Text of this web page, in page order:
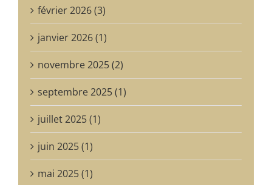
janvier 2026 (1)
novembre 2025 (2)
septembre 2025 (1)
juillet 2025 (1)
juin 2025 (1)
mai 2025 (1)
avril 2025 (1)